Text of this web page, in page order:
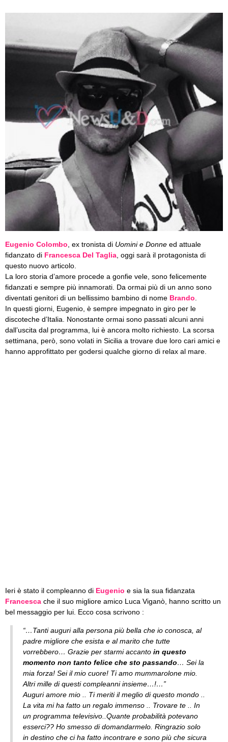
Eugenio Colombo , ex tronista di Uomini e Donne ed attuale
fidanzato di Francesca Del Taglia , oggi sarà il protagonista di
questo nuovo articolo.
La loro storia d’amore procede a gonfie vele, sono felicemente
fidanzati e sempre più innamorati. Da ormai più di un anno sono
diventati genitori di un bellissimo bambino di nome Brando
In questi giorni, Eugenio, è sempre impegnato in giro per le
discoteche d’Italia. Nonostante ormai sono passati alcuni anni
dall’uscita dal programma, lui è ancora molto richiesto. La scorsa
settimana, però, sono volati in Sicilia a trovare due loro cari amici e
hanno approfittato per godersi qualche giorno di relax al mare.
Ieri è stato il compleanno di Eugenio e sia la sua fidanzata
Francesca che il suo migliore amico Luca Viganò, hanno scritto un
bel messaggio per lui. Ecco cosa scrivono :
“…Tanti auguri alla persona più bella che io conosca, al
padre migliore che esista e al marito che tutte
vorrebbero… Grazie per starmi accanto in questo
momento non tanto felice che sto passando… Sei la
mia forza! Sei il mio cuore! Ti amo mummarolone mio.
Altri mille di questi compleanni insieme…!…”
Auguri amore mio .. Ti meriti il meglio di questo mondo ..
La vita mi ha fatto un regalo immenso .. Trovare te .. In
un programma televisivo..Quante probabilità potevano
esserci?? Ho smesso di domandarmelo. Ringrazio solo
in destino che ci ha fatto incontrare e sono più che sicura